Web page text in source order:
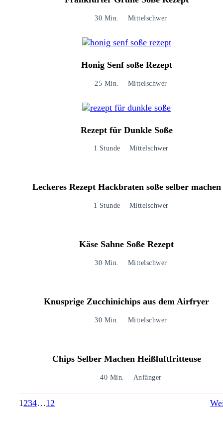
30 Min. Mittelschwer
Honig Senf soße Rezept​
25 Min. Mittelschwer
Rezept für Dunkle Soße
1 Stunde Mittelschwer
Leckeres Rezept Hackbraten soße selber machen
1 Stunde Mittelschwer
Käse Sahne Soße Rezept
30 Min. Mittelschwer
Knusprige Zucchinichips aus dem Airfryer
30 Min. Mittelschwer
Chips Selber Machen Heißluftfritteuse
40 Min. Anfänger
1234…12